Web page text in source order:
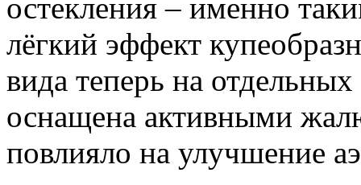
остекления – именно
лёгкий эффект
вида теперь на
оснащена активными
повлияло на улучшение